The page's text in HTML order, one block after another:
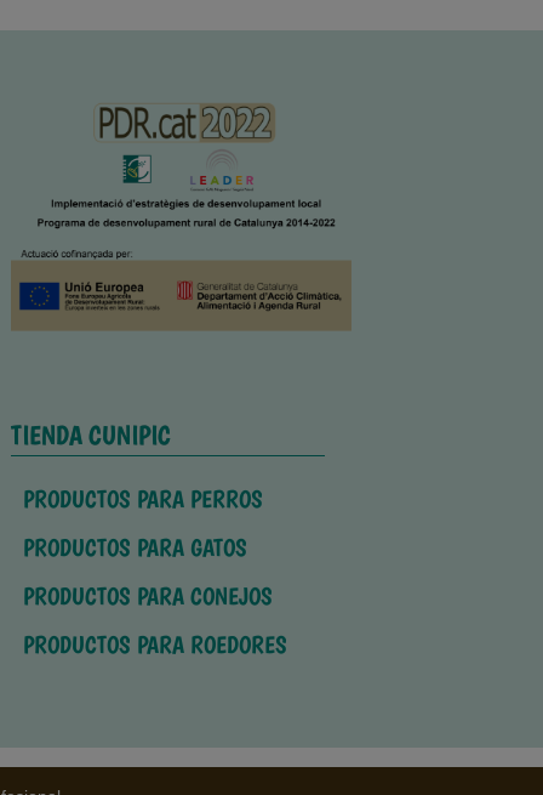
TIENDA CUNIPIC
PRODUCTOS PARA PERROS
PRODUCTOS PARA GATOS
PRODUCTOS PARA CONEJOS
PRODUCTOS PARA ROEDORES